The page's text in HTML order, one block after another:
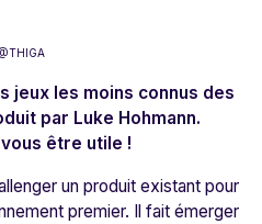
jeux les moins connus des
par Luke Hohmann.
être utile !
un produit existant pour
premier. Il fait émerger